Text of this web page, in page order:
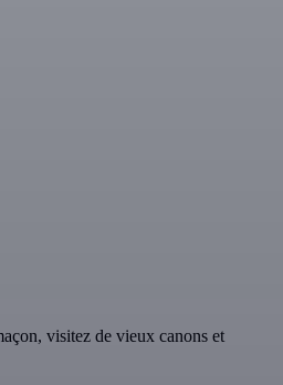
visitez de vieux canons et